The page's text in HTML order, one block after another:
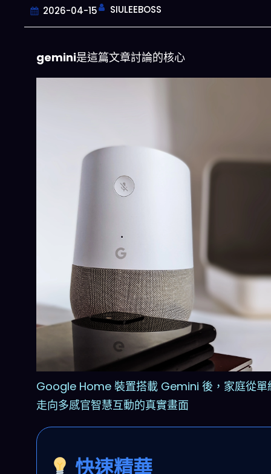
2026-04-15 SIULEEBOSS
gemini是這篇文章討論的核心
Google Home 裝置搭載 Gemini 後，家庭從單
走向多感官智慧互動的真實畫面
快速精華